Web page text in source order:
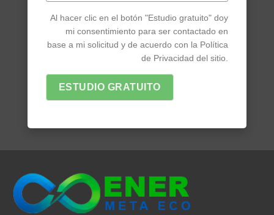
Al hacer clic en el botón "Estudio gratuito" doy
mi consentimiento para ser contactado en
base a mi solicitud y de acuerdo con la Política
de Privacidad del sitio.
ESTUDIO GRATUITO